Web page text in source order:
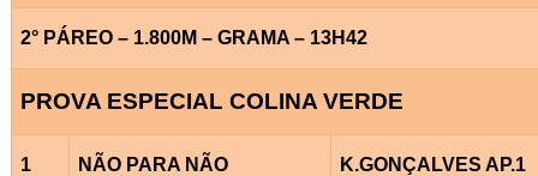
2° PÁREO – 1.800M – GRAMA – 13H42
PROVA ESPECIAL COLINA VERDE
1 NÃO PARA NÃO K.GONÇALVES AP.1